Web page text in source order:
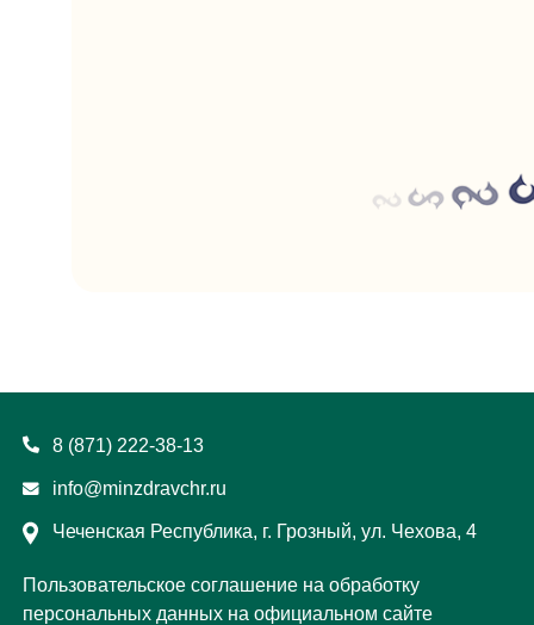
Пользовательское соглашение на обработку
персональных данных на официальном сайте
8 (871) 222-38-13
info@minzdravchr.ru
Чеченская Республика, г. Грозный, ул. Чехова, 4